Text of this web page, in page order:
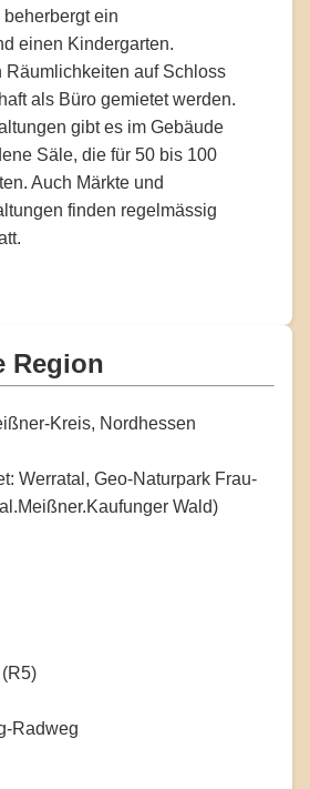
ein
einen Kindergarten.
Räumlichkeiten auf Schloss
als Büro gemietet werden.
gibt es im Gebäude
Säle, die für 50 bis 100
Auch Märkte und
finden regelmässig
Region
Kreis, Nordhessen
Werratal, Geo-Naturpark Frau-
Wald)
Radweg